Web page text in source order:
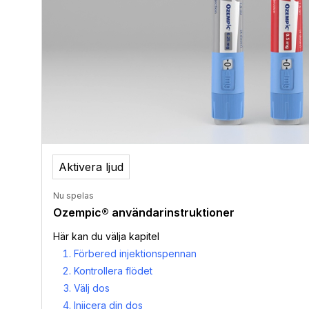
Aktivera ljud
Nu spelas
Ozempic® användarinstruktioner
Här kan du välja kapitel
Förbered injektionspennan
Kontrollera flödet
Välj dos
Injicera din dos